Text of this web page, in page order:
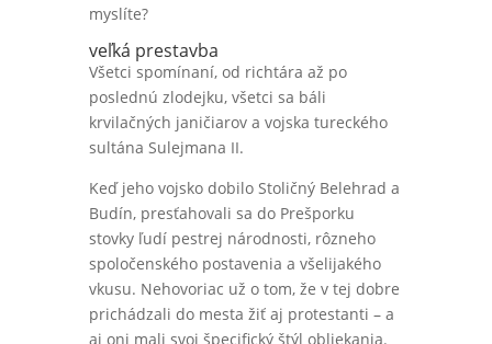
myslíte?
veľká prestavba
Všetci spomínaní, od richtára až po
poslednú zlodejku, všetci sa báli
krvilačných janičiarov a vojska tureckého
sultána Sulejmana II.
Keď jeho vojsko dobilo Stoličný Belehrad a
Budín, presťahovali sa do Prešporku
stovky ľudí pestrej národnosti, rôzneho
spoločenského postavenia a všelijakého
vkusu. Nehovoriac už o tom, že v tej dobre
prichádzali do mesta žiť aj protestanti – a
aj oni mali svoj špecifický štýl obliekania.